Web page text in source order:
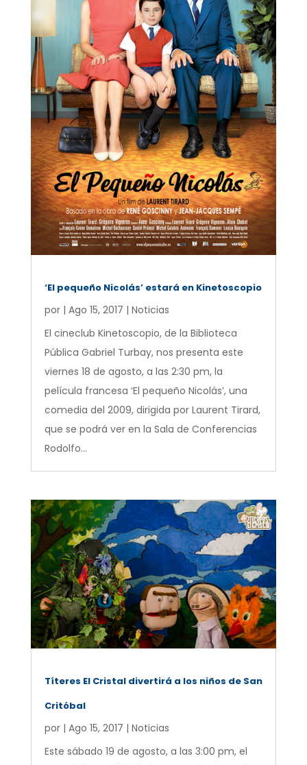
‘El pequeño Nicolás’ estará en Kinetoscopio
por | Ago 15, 2017 | Noticias
El cineclub Kinetoscopio, de la Biblioteca
Pública Gabriel Turbay, nos presenta este
viernes 18 de agosto, a las 2:30 pm, la
película francesa ‘El pequeño Nicolás’, una
comedia del 2009, dirigida por Laurent Tirard,
que se podrá ver en la Sala de Conferencias
Rodolfo...
Títeres El Cristal divertirá a los niños de San
Critóbal
por | Ago 15, 2017 | Noticias
Este sábado 19 de agosto, a las 3:00 pm, el